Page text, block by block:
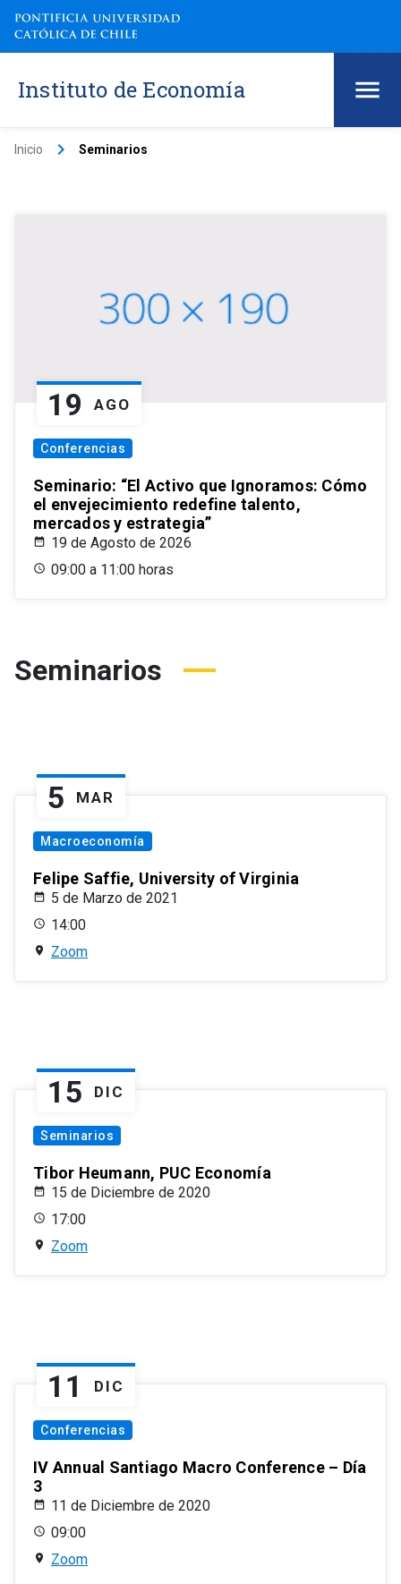
Instituto de Economía
Inicio keyboard_arrow_right Seminarios
19 AGO
Conferencias
Seminario: “El Activo que Ignoramos: Cómo
el envejecimiento redefine talento,
mercados y estrategia”
19 de Agosto de 2026
09:00 a 11:00 horas
Seminarios
5 MAR
Macroeconomía
Felipe Saffie, University of Virginia
5 de Marzo de 2021
14:00
Zoom
15 DIC
Seminarios
Tibor Heumann, PUC Economía
15 de Diciembre de 2020
17:00
Zoom
11 DIC
Conferencias
IV Annual Santiago Macro Conference – Día
3
11 de Diciembre de 2020
09:00
Zoom